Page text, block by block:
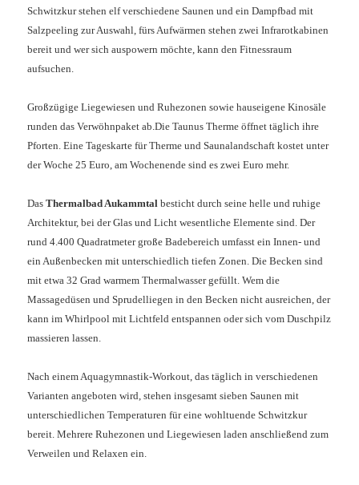
Schwitzkur stehen elf verschiedene Saunen und ein Dampfbad mit
Salzpeeling zur Auswahl, fürs Aufwärmen stehen zwei Infrarotkabinen
bereit und wer sich auspowern möchte, kann den Fitnessraum
aufsuchen.
Großzügige Liegewiesen und Ruhezonen sowie hauseigene Kinosäle
runden das Verwöhnpaket ab.Die Taunus Therme öffnet täglich ihre
Pforten. Eine Tageskarte für Therme und Saunalandschaft kostet unter
der Woche 25 Euro, am Wochenende sind es zwei Euro mehr.
DasThermalbad Aukammtalbesticht durch seine helle und ruhige
Architektur, bei der Glas und Licht wesentliche Elemente sind. Der
rund 4.400 Quadratmeter große Badebereich umfasst ein Innen- und
ein Außenbecken mit unterschiedlich tiefen Zonen. Die Becken sind
mit etwa 32 Grad warmem Thermalwasser gefüllt. Wem die
Massagedüsen und Sprudelliegen in den Becken nicht ausreichen, der
kann im Whirlpool mit Lichtfeld entspannen oder sich vom Duschpilz
massieren lassen.
Nach einem Aquagymnastik-Workout, das täglich in verschiedenen
Varianten angeboten wird, stehen insgesamt sieben Saunen mit
unterschiedlichen Temperaturen für eine wohltuende Schwitzkur
bereit. Mehrere Ruhezonen und Liegewiesen laden anschließend zum
Verweilen und Relaxen ein.